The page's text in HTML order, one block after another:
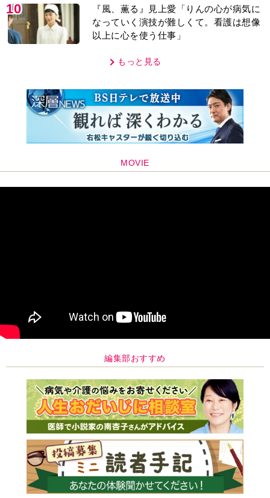
10
『風、薫る』見上愛「りんの心が病気に
なっていく演技が難しくて。看護は想像
以上に心を使う仕事」
もっと見る
MOVIE
編集部おすすめ